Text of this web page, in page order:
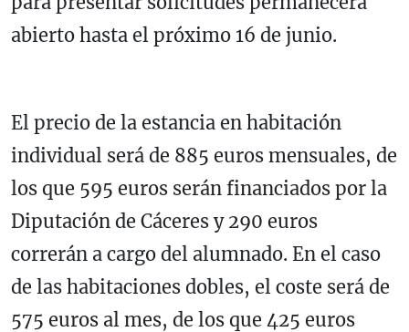
abierto hasta el próximo 16 de junio.
El precio de la estancia en habitación
individual será de 885 euros mensuales, de
los que 595 euros serán financiados por la
Diputación de Cáceres y 290 euros
correrán a cargo del alumnado. En el caso
de las habitaciones dobles, el coste será de
575 euros al mes, de los que 425 euros